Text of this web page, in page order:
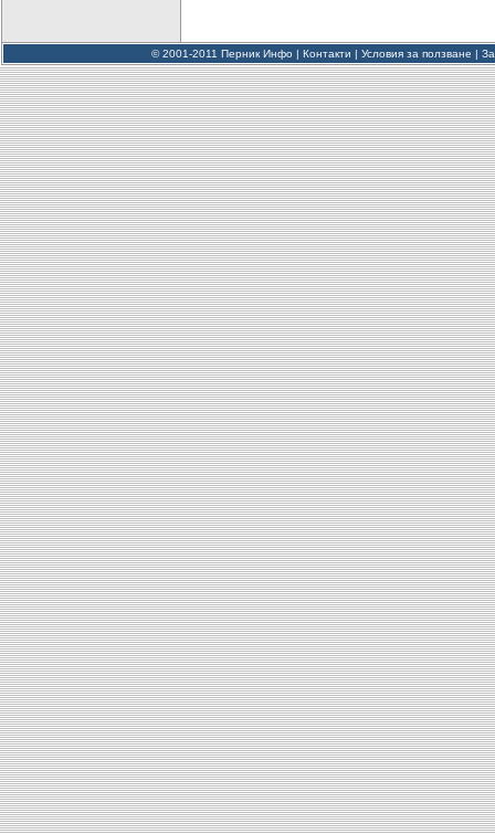
© 2001-2011 Перник Инфо | Контакти | Условия за ползване |